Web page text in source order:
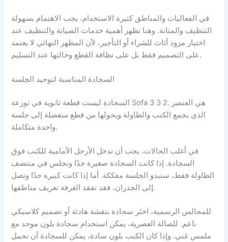
في الفعاليات والمناطق كثيرة الاستخدام، يجب الاهتمام بسهولة
التنظيف والمتانة. وهنا تظهر أهمية خدمات الصيانة والتنظيف عند
اختيار مزود أثاث للشراء أو التأجير، لأن المظهر النهائي لا يعتمد
على التصميم فقط بل على نظافة القطع وحالتها عند التسليم.
السجادة المناسبة لتوحيد الجلسة
السجادة ليست قطعة ثانوية في توزعة Sofa 3 3 2. هي العنصر
الذي يجمع الكنب والطاولة ويحولها من قطع منفصلة إلى جلسة
واحدة متكاملة.
في أغلب الحالات، يجب أن تدخل الأرجل الأمامية للكنب فوق
السجادة. إذا كانت السجادة صغيرة جدًا وتجلس في منتصف
الطاولة فقط، ستبدو الجلسة مفككة. أما إذا كانت كبيرة جدًا وتصل
إلى الجدران، فقد تفقد الغرفة تعريف مناطقها.
للمجالس الرسمية، اختَر سجادة بنقشة هادئة أو تصميم كلاسيكي
ناعم. للصالة العصرية، يمكن استخدام سجادة بلون موحد مع
ملمس غني. وإذا كان الكنب بلون سادة، يمكن للسجادة أن تحمل